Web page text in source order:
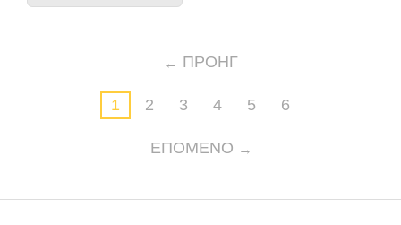
ΠΡΟΗΓ
1 2 3 4 5 6
ΕΠΌΜΕΝΟ